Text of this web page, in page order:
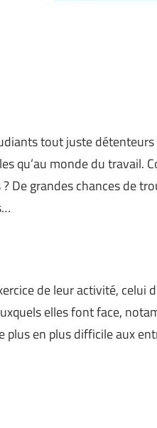
tout juste
qu’au monde du travail.
De grandes chances de
de leur activité, celui
elles font face,
en plus difficile aux